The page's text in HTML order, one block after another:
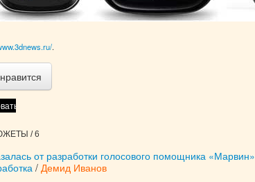
.
/ 6
от разработки голосового помощника «Марвин»
/ Демид Иванов